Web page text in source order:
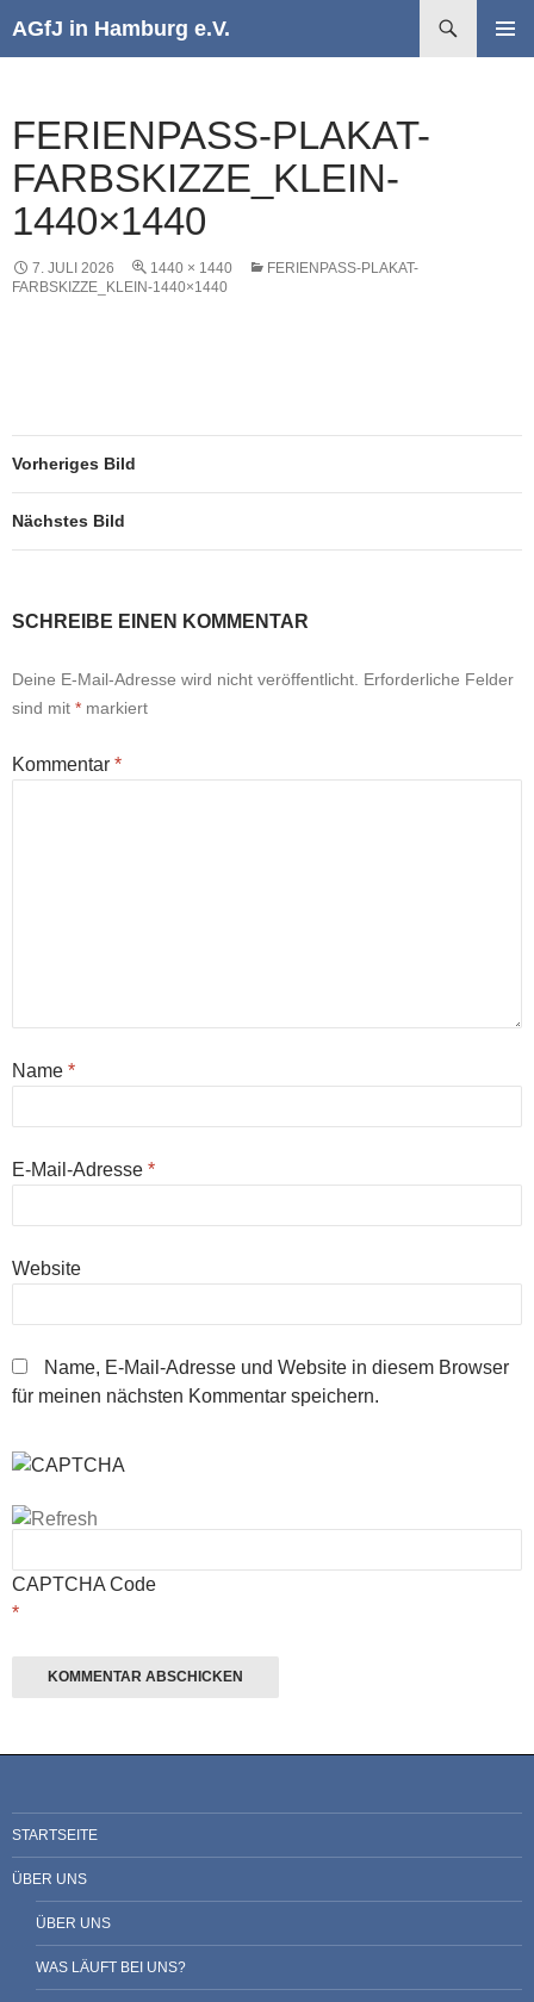
AGfJ in Hamburg e.V.
FERIENPASS-PLAKAT-
FARBSKIZZE_KLEIN-
1440×1440
7. JULI 2026 1440 × 1440
FERIENPASS-PLAKAT-
FARBSKIZZE_KLEIN-1440×1440
Vorheriges Bild
Nächstes Bild
SCHREIBE EINEN KOMMENTAR
Deine E-Mail-Adresse wird nicht veröffentlicht. Erforderliche Felder
sind mit * markiert
Kommentar *
Name *
E-Mail-Adresse *
Website
Name, E-Mail-Adresse und Website in diesem Browser
für meinen nächsten Kommentar speichern.
CAPTCHA Code
*
STARTSEITE
ÜBER UNS
ÜBER UNS
WAS LÄUFT BEI UNS?